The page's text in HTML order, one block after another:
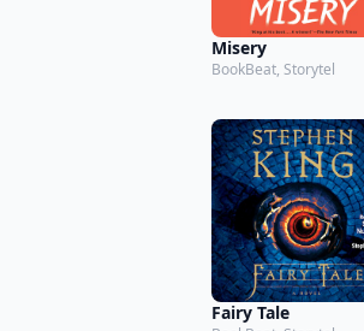
Misery
BookBeat, Storytel
Fairy Tale